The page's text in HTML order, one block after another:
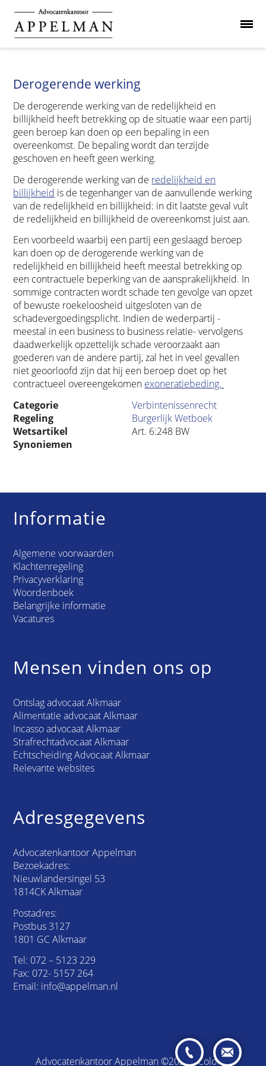
Derogerende werking
De derogerende werking van de redelijkheid en
billijkheid heeft betrekking op de situatie waar een partij
geen beroep kan doen op een bepaling in een
overeenkomst. De bepaling wordt dan terzijde
geschoven en heeft geen werking.
De derogerende werking van de redelijkheid en
billijkheid is de tegenhanger van de aanvullende werking
van de redelijkheid en billijkheid: in dit laatste geval vult
de redelijkheid en billijkheid de overeenkomst juist aan.
Een voorbeeld waarbij een partij een geslaagd beroep
kan doen op de derogerende werking van de
redelijkheid en billijkheid heeft meestal betrekking op
een contractuele beperking van de aansprakelijkheid. In
sommige contracten wordt schade ten gevolge van opzet
of bewuste roekeloosheid uitgesloten van de
schadevergoedingsplicht. Indien de wederpartij -
meestal in een business to business relatie- vervolgens
daadwerkelijk opzettelijk schade veroorzaakt aan
goederen van de andere partij, zal het in veel gevallen
niet geoorloofd zijn dat hij een beroep doet op het
contractueel overeengekomen exoneratiebeding.
Categorie
Verbintenissenrecht
Regeling
Burgerlijk Wetboek
Wetsartikel
Art. 6:248 BW
Synoniemen
Informatie
Algemene voorwaarden
Klachtenregeling
Privacyverklaring
Woordenboek
Belangrijke informatie
Vacatures
Mensen vinden ons op
Ontslag advocaat Alkmaar
Alimentatie advocaat Alkmaar
Incasso advocaat Alkmaar
Strafrechtadvocaat Alkmaar
Echtscheiding Advocaat Alkmaar
Relevante websites
Adresgegevens
Advocatenkantoor Appelman
Bezoekadres:
Nieuwlandersingel 53
1814CK Alkmaar
Postadres:
Postbus 3127
1801 GC Alkmaar
Tel: 072 – 5123 229
Fax: 072- 5157 264
Email: info@appelman.nl
Advocatenkantoor Appelman ©2026 /Colofon